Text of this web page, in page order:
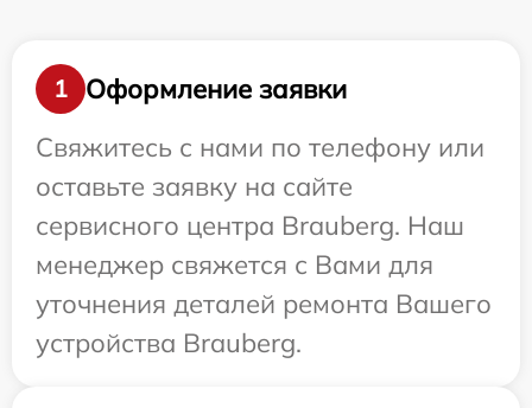
1
Оформление заявки
Свяжитесь с нами по телефону или
оставьте заявку на сайте
сервисного центра Brauberg. Наш
менеджер свяжется с Вами для
уточнения деталей ремонта Вашего
устройства Brauberg.